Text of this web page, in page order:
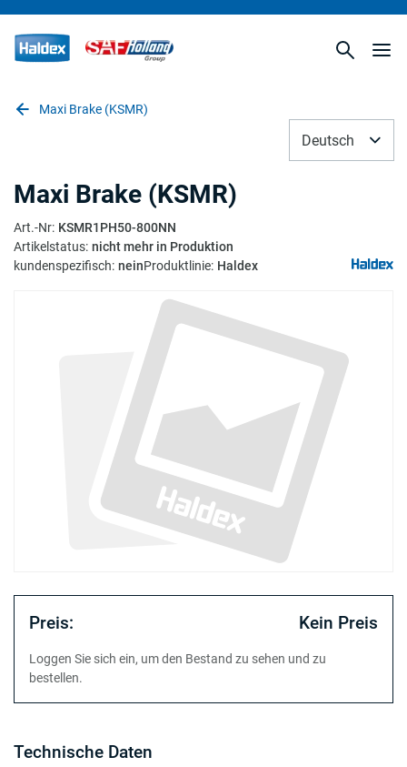
Maxi Brake (KSMR)
Deutsch
Maxi Brake (KSMR)
Art.-Nr: KSMR1PH50-800NN
Artikelstatus: nicht mehr in Produktion
kundenspezifisch: neinProduktlinie: Haldex
Preis: Kein Preis
Loggen Sie sich ein, um den Bestand zu sehen und zu
bestellen.
Technische Daten